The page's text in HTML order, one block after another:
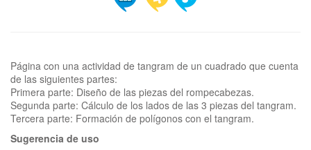
Página con una actividad de tangram de un cuadrado que cuenta
de las siguientes partes:
Primera parte: Diseño de las piezas del rompecabezas.
Segunda parte: Cálculo de los lados de las 3 piezas del tangram.
Sugerencia de uso